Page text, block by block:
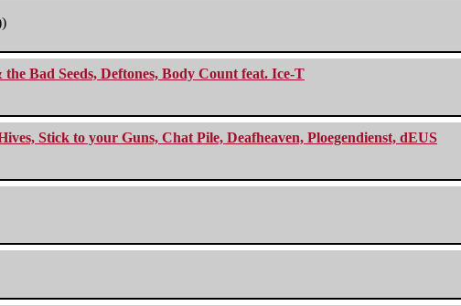
Bad Seeds, Deftones, Body Count feat. Ice-T
Stick to your Guns, Chat Pile, Deafheaven, Ploegendienst, dEUS